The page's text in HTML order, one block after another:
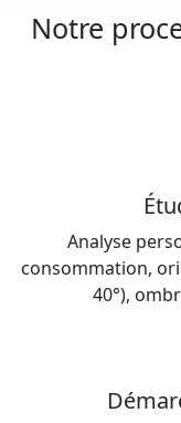
Notre
Analyse
consommation,
40°),